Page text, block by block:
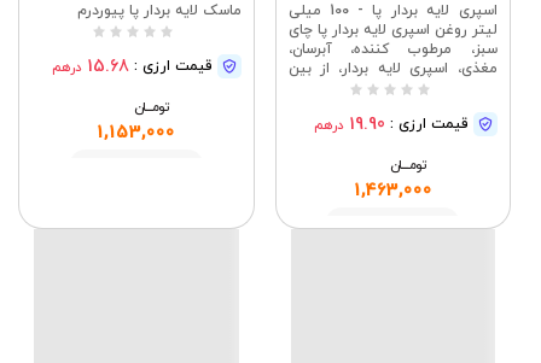
اسپری لایه بردار پا - 100 میلی
لیتر روغن اسپری لایه بردار پا چای
سبز، مرطوب کننده، آبرسان،
مغذی، اسپری لایه بردار، از بین
برنده پوست مرده پا در عرض چند
قیمت ارزی : 19.90 درهم
تومــــــان
1,463,000
مشاهده
ماسک لایه بردار پا پیوردرم
قیمت ارزی : 15.68 درهم
تومــــــان
1,153,000